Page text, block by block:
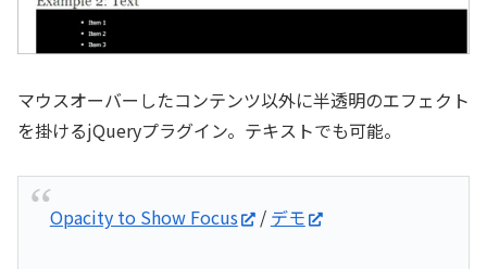
マウスオーバーしたコンテンツ以外に半透明のエフェクト
を掛けるjQueryプラグイン。テキストでも可能。
Opacity to Show Focus / デモ